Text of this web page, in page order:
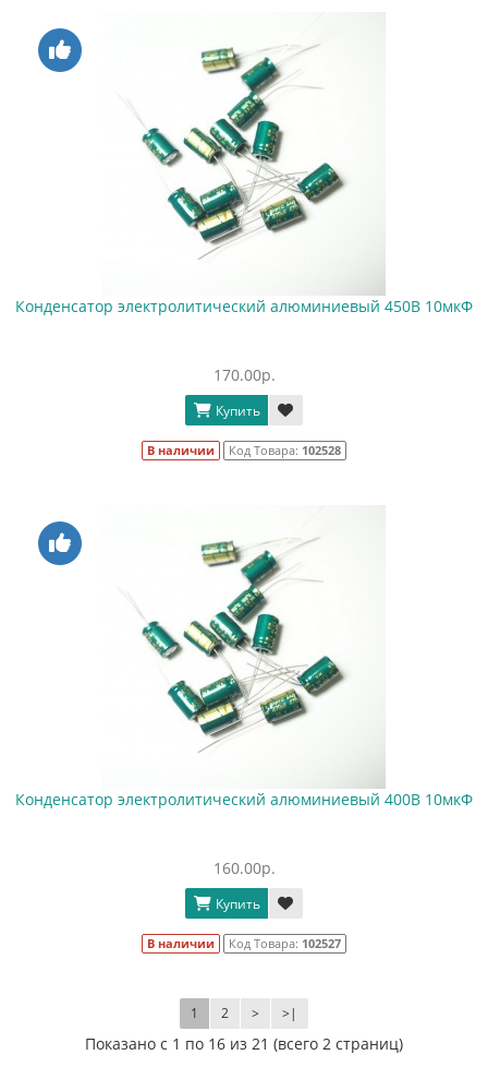
Конденсатор электролитический алюминиевый 450В 10мкФ
170.00р.
Купить
В наличии Код Товара: 102528
Конденсатор электролитический алюминиевый 400В 10мкФ
160.00р.
Купить
В наличии Код Товара: 102527
1 2 > >|
Показано с 1 по 16 из 21 (всего 2 страниц)